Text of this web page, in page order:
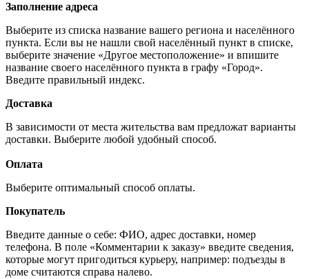
Заполнение адреса
Выберите из списка название вашего региона и населённого
пункта. Если вы не нашли свой населённый пункт в списке,
выберите значение «Другое местоположение» и впишите
название своего населённого пункта в графу «Город».
Введите правильный индекс.
Доставка
В зависимости от места жительства вам предложат варианты
доставки. Выберите любой удобный способ.
Оплата
Выберите оптимальный способ оплаты.
Покупатель
Введите данные о себе: ФИО, адрес доставки, номер
телефона. В поле «Комментарии к заказу» введите сведения,
которые могут пригодиться курьеру, например: подъезды в
доме считаются справа налево.